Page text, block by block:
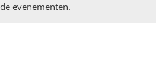
evenementen.